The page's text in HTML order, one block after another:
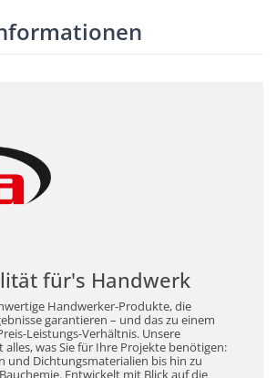
für's Handwerk
Handwerker-Produkte, die
garantieren – und das zu einem
Leistungs-Verhältnis. Unsere
alles, was Sie für Ihre Projekte benötigen:
und Dichtungsmaterialien bis hin zu